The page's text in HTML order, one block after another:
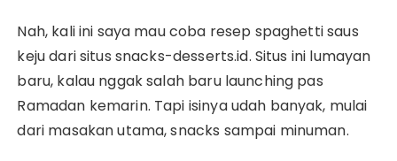
Nah, kali ini saya mau coba resep spaghetti saus
keju dari situs snacks-desserts.id. Situs ini lumayan
baru, kalau nggak salah baru launching pas
Ramadan kemarin. Tapi isinya udah banyak, mulai
dari masakan utama, snacks sampai minuman.